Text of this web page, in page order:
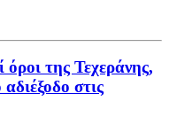
της Τεχεράνης,
στις